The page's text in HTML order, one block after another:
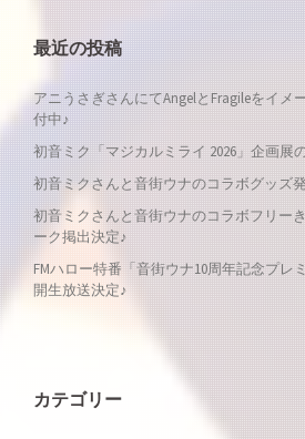
ビ
ゲ
ー
シ
ョ
最近の投稿
アニうさぎさんにてAngelとFragileをイメ
付中♪
初音ミク「マジカルミライ 2026」企画展
初音ミクさんと音街ウナのコラボグッズ
初音ミクさんと音街ウナのコラボフリー
ーク掲出決定♪
FMハロー特番「音街ウナ10周年記念プレ
開生放送決定♪
カテゴリー